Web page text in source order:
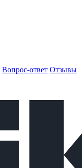
Вопрос-ответ Отзывы